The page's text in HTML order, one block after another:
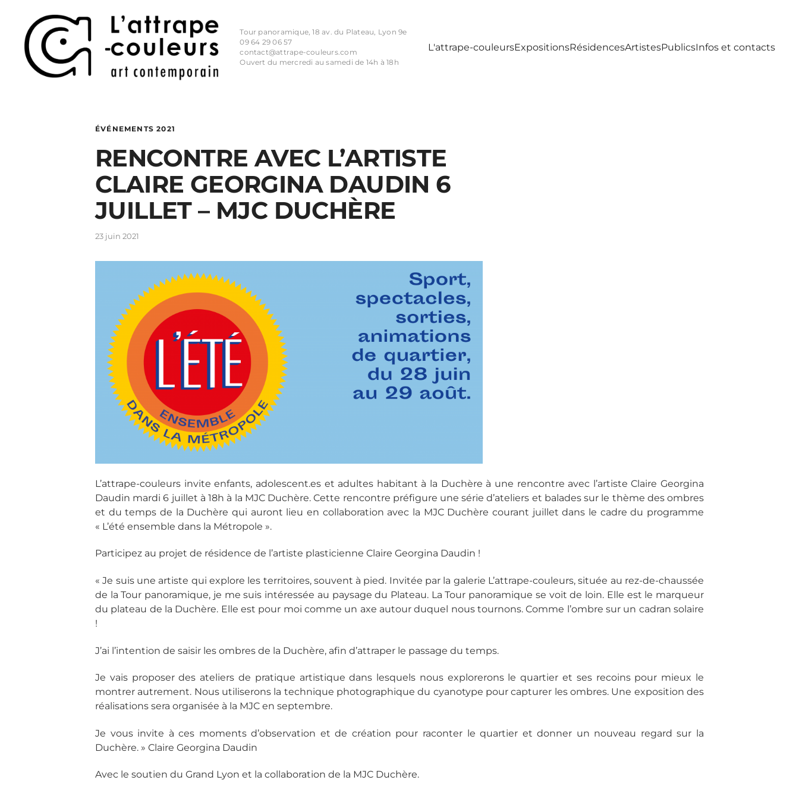
Tour panoramique, 18 av. du Plateau, Lyon 9e
09 64 29 06 57
contact@attrape-couleurs.com
Ouvert du mercredi au samedi de 14h à 18h
L'attrape-couleursExpositionsRésidencesArtistesPublicsInfos et contacts
ÉVÉNEMENTS 2021
RENCONTRE AVEC L’ARTISTE
CLAIRE GEORGINA DAUDIN 6
JUILLET – MJC DUCHÈRE
23 juin 2021
L’attrape-couleurs invite enfants, adolescent.es et adultes habitant à la Duchère à une rencontre avec l’artiste Claire Georgina
Daudin mardi 6 juillet à 18h à la MJC Duchère. Cette rencontre préfigure une série d’ateliers et balades sur le thème des ombres
et du temps de la Duchère qui auront lieu en collaboration avec la MJC Duchère courant juillet dans le cadre du programme
« L’été ensemble dans la Métropole ».
Participez au projet de résidence de l’artiste plasticienne Claire Georgina Daudin !
« Je suis une artiste qui explore les territoires, souvent à pied. Invitée par la galerie L’attrape-couleurs, située au rez-de-chaussée
de la Tour panoramique, je me suis intéressée au paysage du Plateau. La Tour panoramique se voit de loin. Elle est le marqueur
du plateau de la Duchère. Elle est pour moi comme un axe autour duquel nous tournons. Comme l’ombre sur un cadran solaire
!
J’ai l’intention de saisir les ombres de la Duchère, afin d’attraper le passage du temps.
Je vais proposer des ateliers de pratique artistique dans lesquels nous explorerons le quartier et ses recoins pour mieux le
montrer autrement. Nous utiliserons la technique photographique du cyanotype pour capturer les ombres. Une exposition des
réalisations sera organisée à la MJC en septembre.
Je vous invite à ces moments d’observation et de création pour raconter le quartier et donner un nouveau regard sur la
Duchère. » Claire Georgina Daudin
Avec le soutien du Grand Lyon et la collaboration de la MJC Duchère.